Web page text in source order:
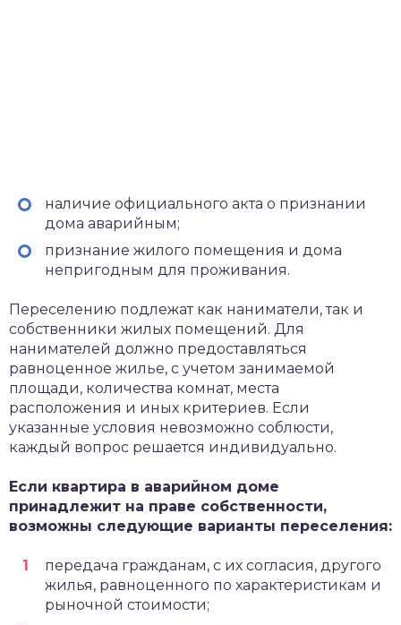
наличие официального акта о признании
дома аварийным;
признание жилого помещения и дома
непригодным для проживания.
Переселению подлежат как наниматели, так и
собственники жилых помещений. Для
нанимателей должно предоставляться
равноценное жилье, с учетом занимаемой
площади, количества комнат, места
расположения и иных критериев. Если
указанные условия невозможно соблюсти,
каждый вопрос решается индивидуально.
Если квартира в аварийном доме
принадлежит на праве собственности,
возможны следующие варианты переселения:
передача гражданам, с их согласия, другого
жилья, равноценного по характеристикам и
рыночной стоимости;